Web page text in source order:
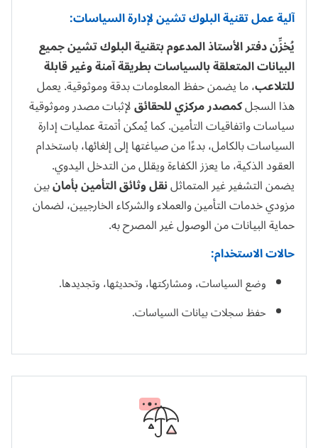
آلية عمل تقنية البلوك تشين لإدارة السياسات:
يُخزِّن دفتر الأستاذ المدعوم بتقنية البلوك تشين جميع
البيانات المتعلقة بالسياسات بطريقة آمنة وغير قابلة
للتلاعب، ما يضمن حفظ المعلومات بدقة وموثوقية. يعمل
هذا السجلكمصدر مركزي للحقائقلإثبات مصدر وموثوقية
سياسات واتفاقيات التأمين. كما يُمكن أتمتة عمليات إدارة
السياسات بالكامل، بدءًا من صياغتها إلى إلغائها، باستخدام
العقود الذكية، ما يعزز الكفاءة ويقلل من التدخل اليدوي.
يضمن التشفير غير المتماثلنقل وثائق التأمين بأمانبين
مزودي خدمات التأمين والعملاء والشركاء الخارجيين، لضمان
حماية البيانات من الوصول غير المصرح به.
حالات الاستخدام:
وضع السياسات، ومشاركتها، وتحديثها، وتجديدها.
حفظ سجلات بيانات السياسات.